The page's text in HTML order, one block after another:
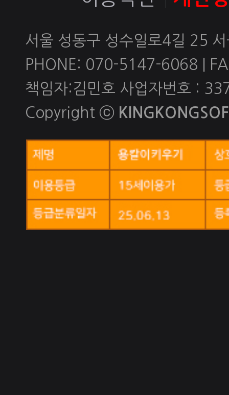
서울 성동구 성수일로4길 25
PHONE: 070-5147-6068 |
책임자:김민호 사업자번호 :
Copyright ⓒ